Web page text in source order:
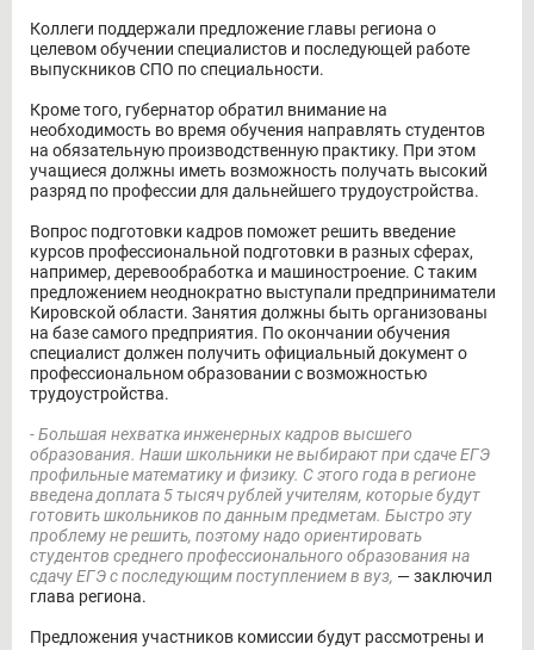
Коллеги поддержали предложение главы региона о
целевом обучении специалистов и последующей работе
выпускников СПО по специальности.
Кроме того, губернатор обратил внимание на
необходимость во время обучения направлять студентов
на обязательную производственную практику. При этом
учащиеся должны иметь возможность получать высокий
разряд по профессии для дальнейшего трудоустройства.
Вопрос подготовки кадров поможет решить введение
курсов профессиональной подготовки в разных сферах,
например, деревообработка и машиностроение. С таким
предложением неоднократно выступали предприниматели
Кировской области. Занятия должны быть организованы
на базе самого предприятия. По окончании обучения
специалист должен получить официальный документ о
профессиональном образовании с возможностью
трудоустройства.
- Большая нехватка инженерных кадров высшего
образования. Наши школьники не выбирают при сдаче ЕГЭ
профильные математику и физику. С этого года в регионе
введена доплата 5 тысяч рублей учителям, которые будут
готовить школьников по данным предметам. Быстро эту
проблему не решить, поэтому надо ориентировать
студентов среднего профессионального образования на
сдачу ЕГЭ с последующим поступлением в вуз, — заключил
глава региона.
Предложения участников комиссии будут рассмотрены и